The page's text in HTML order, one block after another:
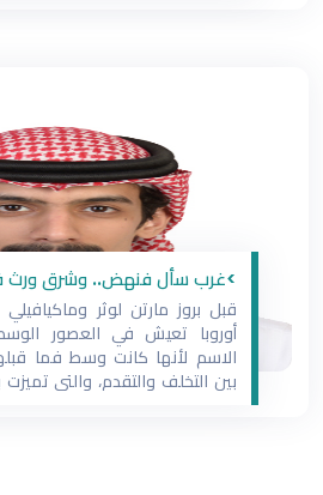
>غرب‬ سأل فنهض.. وشرق
قبل بروز مارتن لوثر
أوروبا تعيش في العصور
الاسم لأنها كانت وسط فما
بين التخلف والتقدم، والتي